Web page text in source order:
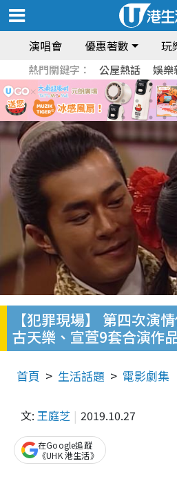
演唱會 優惠著數 玩
熱門關鍵字： 公屋熱話 娛樂
【犯罪現場】 第四次演
古天樂、宣萱9套合演作
首頁 生活話題 電影劇集
文: 王庭芝 2019.10.27
在Google追蹤
《UHK 港生活》